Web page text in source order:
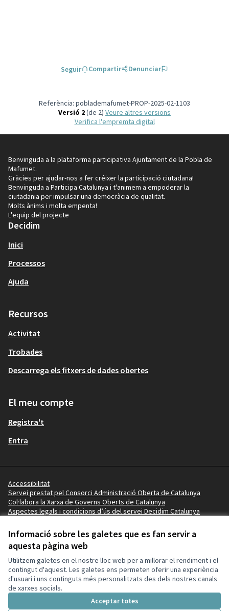
Informació sobre les galetes que es fan servir a
aquesta pàgina web
Utilitzem galetes en el nostre lloc web per a millorar el rendiment i el
contingut d'aquest. Les galetes ens permeten oferir una experiència
d'usuari i uns continguts més personalitzats des dels nostres canals
de xarxes socials.
Acceptar totes
Seguir Compartir Denunciar
Referència: poblademafumet-PROP-2025-02-1103
Versió 2(de 2)
veure altres versions
Verifica l'empremta digital
Benvinguda a la plataforma participativa Ajuntament de la Pobla de
Mafumet.
Gràcies per ajudar-nos a fer créixer la participació ciutadana!
Benvinguda a Participa Catalunya i t'animem a empoderar la
ciutadania per impulsar una democràcia de qualitat.
Molts ànims i molta empenta!
L'equip del projecte
Decidim
Inici
Processos
Ajuda
Recursos
Activitat
Trobades
Descarrega els fitxers de dades obertes
El meu compte
Registra't
Entra
Accessibilitat
Servei prestat pel Consorci Administració Oberta de Catalunya
Col·labora la Xarxa de Governs Oberts de Catalunya
Aspectes legals i condicions d’ús del servei Decidim Catalunya
Termes i condicions
Configuració de les galetes
Ajuntament de la Pobla de Mafumet a X
(Enllaç extern)
Ajuntament de la Pobla de Mafumet a Facebook
(Enllaç extern)
Ajuntament de la Pobla de Mafumet a Instagram
(Enllaç extern)
Ajuntament de la Pobla de Mafumet a YouTube
(Enllaç extern)
Ajuntament de la Pobla de Mafumet a GitHub
(Enllaç extern)
Web creada amb
Amb
(Enllaç